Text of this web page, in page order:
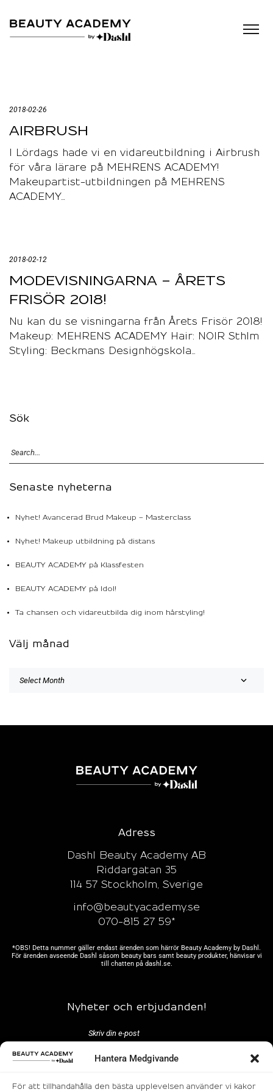
Hantera Medgivande
För att tillhandahålla den bästa upplevelsen använder vi kakor
2018-02-26
AIRBRUSH
I Lördags hade vi en vidareutbildning i Airbrush
för våra lärare på MEHRENS ACADEMY!
Makeupartist-utbildningen på MEHRENS
ACADEMY…
2018-02-12
MODEVISNINGARNA – ÅRETS
FRISÖR 2018!
Nu kan du se visningarna från Årets Frisör 2018!
Makeup: MEHRENS ACADEMY Hair: NOIR Sthlm
Styling: Beckmans Designhögskola…
Sök
Senaste nyheterna
Nyhet! Avancerad Brud Makeup – Masterclass
Nyhet! Makeup utbildning på distans
BEAUTY ACADEMY på Klassfesten
BEAUTY ACADEMY på Idol!
Ta chansen och vidareutbilda dig inom hårstyling!
Välj månad
Adress
Dashl Beauty Academy AB
Riddargatan 35
114 57 Stockholm, Sverige
info@beautyacademy.se
070-815 27 59*
*OBS! Detta nummer gäller endast ärenden som härrör Beauty Academy by Dashl.
För ärenden avseende Dashl såsom beauty bars samt beauty produkter, hänvisar vi
till chatten på dashl.se.
Nyheter och erbjudanden!